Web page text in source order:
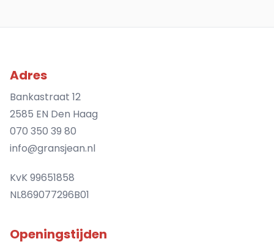
Adres
Bankastraat 12
2585 EN Den Haag
070 350 39 80
info@gransjean.nl
KvK 99651858
NL869077296B01
Openingstijden